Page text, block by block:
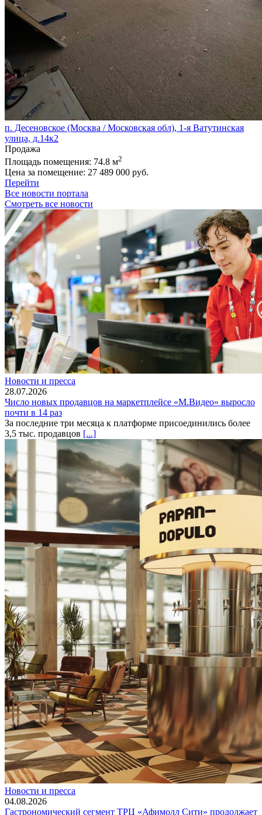
п. Десеновское (Москва / Московская обл), 1-я Ватутинская
улица, д.14к2
Продажа
Площадь помещения: 74.8 м2
Цена за помещение: 27 489 000 руб.
Перейти
Все новости портала
Смотреть все новости
Новости и пресса
28.07.2026
Число новых продавцов на маркетплейсе «М.Видео» выросло
почти в 14 раз
За последние три месяца к платформе присоединились более
3,5 тыс. продавцов [...]
Новости и пресса
04.08.2026
Гастрономический сегмент ТРЦ «Афимолл Сити» продолжает